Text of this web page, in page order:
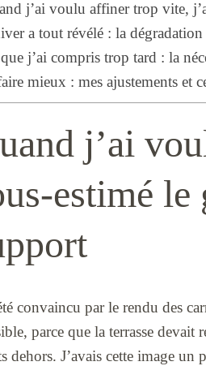
j’ai voulu affiner trop vite,
a tout révélé : la
j’ai compris trop tard : la
mieux : mes ajustements et
j’ai
estimé le
convaincu par le rendu des
parce que la terrasse devait
dehors. J’avais cette image un